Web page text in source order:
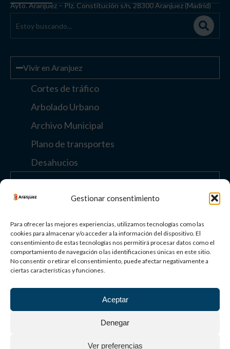
Gestionar consentimiento
Para ofrecer las mejores experiencias, utilizamos tecnologías como las
cookies para almacenar y/o acceder a la información del dispositivo. El
consentimiento de estas tecnologías nos permitirá procesar datos como el
comportamiento de navegación o las identificaciones únicas en este sitio.
No consentir o retirar el consentimiento, puede afectar negativamente a
ciertas características y funciones.
Aceptar
Denegar
Ver preferencias
Ayto. Aranjuez – Plz. Constitución s/n, 28300 Aranjuez (Madrid)
Vivir en Aranjuez
Cortes de tráfico
Arbolado Urbano
Archivo Municipal
Plano de transportes
Desahucios
Enlaces de interés
Paisaje Cultural
de Aranjuez
Mundial